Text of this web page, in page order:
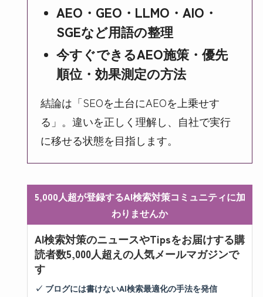
AEO・GEO・LLMO・AIO・
SGEなど用語の整理
今すぐできるAEO施策・優先
順位・効果測定の方法
結論は「SEOを土台にAEOを上乗せす
る」。違いを正しく理解し、自社で実行
に移せる状態を目指します。
5,000人超が登録するAI検索対策コミュニティに加
わりませんか
AI検索対策のニュースやTipsをお届けする購
読者数5,000人超えの人気メールマガジンで
す
✓ ブログには書けないAI検索最適化の手法を発信